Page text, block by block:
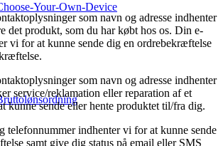
Your-Own-Device
som navn og adresse indhenter
det produkt, som du har købt hos os. Din e-
vi for at kunne sende dig en ordrebekræftelse
som navn og adresse indhenter
service/reklamation eller reparation af et
kunne sende eller hente produktet til/fra dig.
telefonnummer indhenter vi for at kunne sende
samt give dig status på email eller SMS